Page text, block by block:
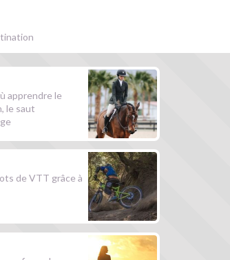
apprendre le
le saut
de VTT grâce à